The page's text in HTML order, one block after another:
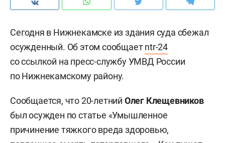
Сегодня в Нижнекамске из здания суда сбежал
осужденный. Об этом сообщаетntr-24
со ссылкой на пресс-службу УМВД России
по Нижнекамскому району.
Сообщается, что 20-летний Олег Клещевников
был осужден по статье «Умышленное
причинение тяжкого вреда здоровью,